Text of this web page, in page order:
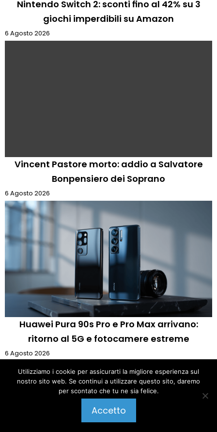
Nintendo Switch 2: sconti fino al 42% su 3
giochi imperdibili su Amazon
6 Agosto 2026
Vincent Pastore morto: addio a Salvatore
Bonpensiero dei Soprano
6 Agosto 2026
Huawei Pura 90s Pro e Pro Max arrivano:
ritorno al 5G e fotocamere estreme
6 Agosto 2026
Tu sei qui : Pagina iniziale»Smartphone»
OnePlus Ace 6T: Snapdragon 8 Gen 5 e
batteria da record svelati in Cina
Pubblica un commento
Utilizziamo i cookie per assicurarti la migliore esperienza sul
nostro sito web. Se continui a utilizzare questo sito, daremo
per scontato che tu ne sia felice.
Accetto